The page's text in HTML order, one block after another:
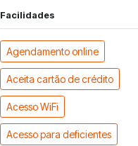
Facilidades
Agendamento online
Aceita cartão de crédito
Acesso WiFi
Acesso para deficientes